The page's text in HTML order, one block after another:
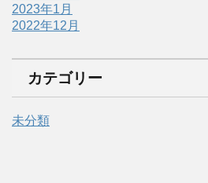
2023年1月
2022年12月
カテゴリー
未分類